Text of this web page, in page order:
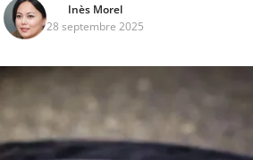
Inès Morel
28 septembre 2025